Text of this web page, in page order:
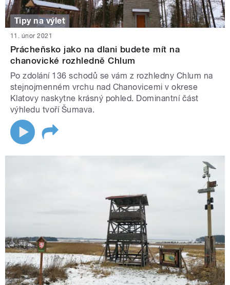
Tipy na výlet
11. únor 2021
Prácheňsko jako na dlani budete mít na
chanovické rozhledně Chlum
Po zdolání 136 schodů se vám z rozhledny Chlum na
stejnojmenném vrchu nad Chanovicemi v okrese
Klatovy naskytne krásný pohled. Dominantní část
výhledu tvoří Šumava.